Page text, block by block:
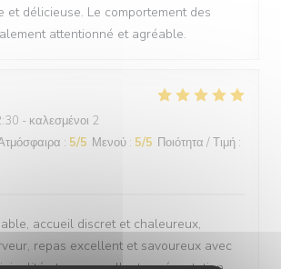
et délicieuse. Le comportement des
attentionné et agréable.
- καλεσμένοι 2
: 5/5 Μενού : 5/5 Ποιότητα / Τιμή :
accueil discret et chaleureux,
repas excellent et savoureux avec